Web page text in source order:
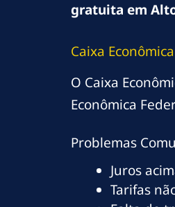
gratuita em
Caixa
O Caixa
Econômica
Problemas
Juros
Tarifas